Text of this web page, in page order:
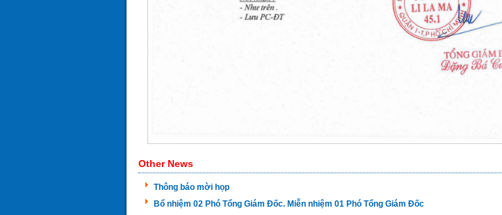
Other News
Thông báo mời họp
Bổ nhiệm 02 Phó Tổng Giám Đốc. Miễn nhiệm 01 Phó Tổng Giám Đốc